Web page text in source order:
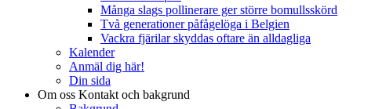
Många slags pollinerare ger större bomullsskörd
Två generationer påfågelöga i Belgien
Vackra fjärilar skyddas oftare än alldagliga
Kalender
Anmäl dig här!
Din sida
Om oss Kontakt och bakgrund